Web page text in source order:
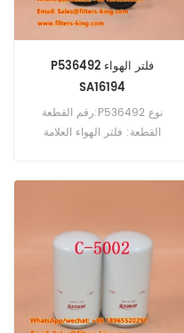
P536492 فلتر الهواء
SA16194
رقم القطعة:P536492 نوع
القطعة: فلتر الهواء العلامة